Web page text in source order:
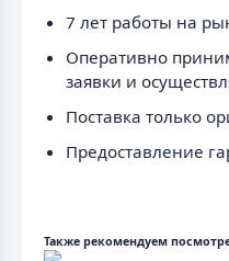
7 лет работы на
Оперативно
заявки и
Поставка только
Предоставление
Также рекомендуем